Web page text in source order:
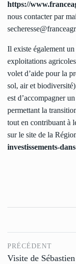
https://
nous contacter par
Il existe également
exploitations
volet d’aide pour la
sol, air et
est d’accompagner
permettant la
tout en contribuant à
sur le site de la
investissements-
PRÉCÉDENT
Visite de Sébastien